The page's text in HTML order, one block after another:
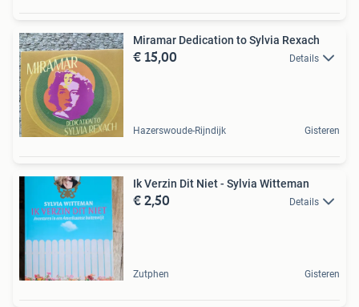
Miramar Dedication to Sylvia Rexach
€ 15,00 Details
Hazerswoude-Rijndijk Gisteren
Ik Verzin Dit Niet - Sylvia Witteman
€ 2,50 Details
Zutphen Gisteren